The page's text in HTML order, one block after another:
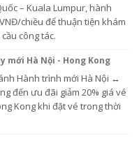
– Kuala Lumpur, hành
chiều để thuận tiện khám
công tác.
mới Hà Nội - Hong Kong
Hành trình mới Hà Nội ↔
đến ưu đãi giảm 20% giá vé
Kong khi đặt vé trong thời